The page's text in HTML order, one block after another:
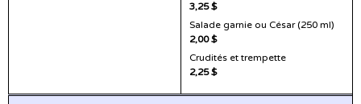
3,25 $
Salade garnie ou César (250 ml)
2,00 $
Crudités et trempette
2,25 $